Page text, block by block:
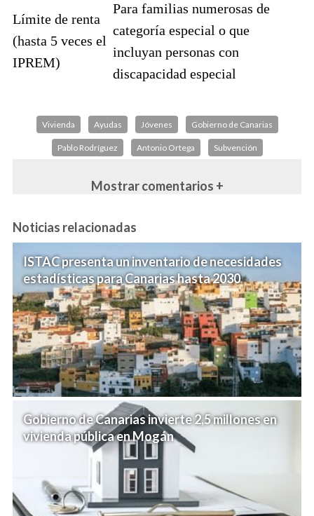
Límite de renta
(hasta 5 veces el
IPREM)
Para familias numerosas de
categoría especial o que
incluyan personas con
discapacidad especial
Vivienda Ayudas Jóvenes Gobierno de Canarias
Pablo Rodríguez Antonio Ortega Subvención
Mostrar comentarios +
Noticias relacionadas
ISTAC presenta un inventario de necesidades
estadísticas para Canarias hasta 2030
Gobierno de Canarias invierte 2,5 millones en
vivienda pública en Mogán